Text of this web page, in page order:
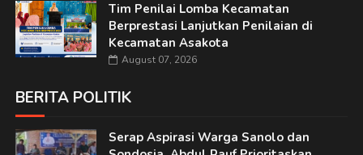
Tim Penilai Lomba Kecamatan
Berprestasi Lanjutkan Penilaian di
Kecamatan Asakota
August 07, 2026
BERITA POLITIK
Serap Aspirasi Warga Sanolo dan